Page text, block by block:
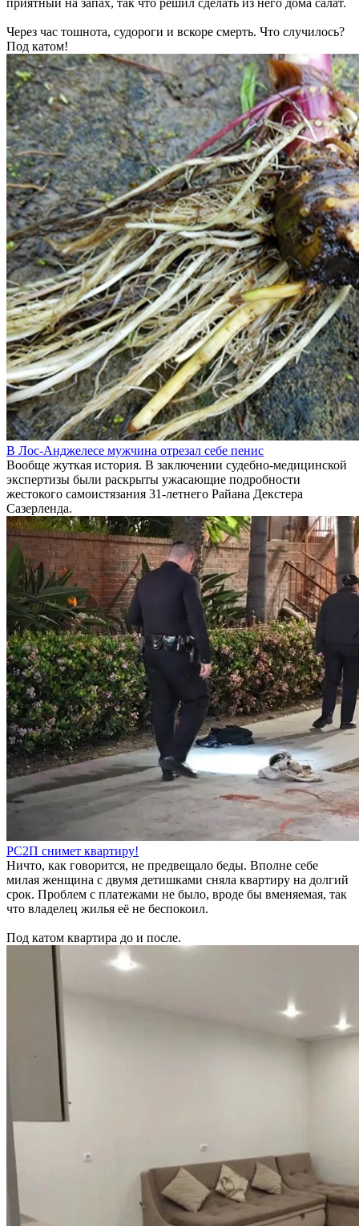
приятный на запах, так что решил сделать из него дома салат.
Через час тошнота, судороги и вскоре смерть. Что случилось?
Под катом!
В Лос-Анджелесе мужчина отрезал себе пенис
Вообще жуткая история. В заключении судебно-медицинской
экспертизы были раскрыты ужасающие подробности
жестокого самоистязания 31-летнего Райана Декстера
Сазерленда.
РС2П снимет квартиру!
Ничто, как говорится, не предвещало беды. Вполне себе
милая женщина с двумя детишками сняла квартиру на долгий
срок. Проблем с платежами не было, вроде бы вменяемая, так
что владелец жилья её не беспокоил.
Под катом квартира до и после.